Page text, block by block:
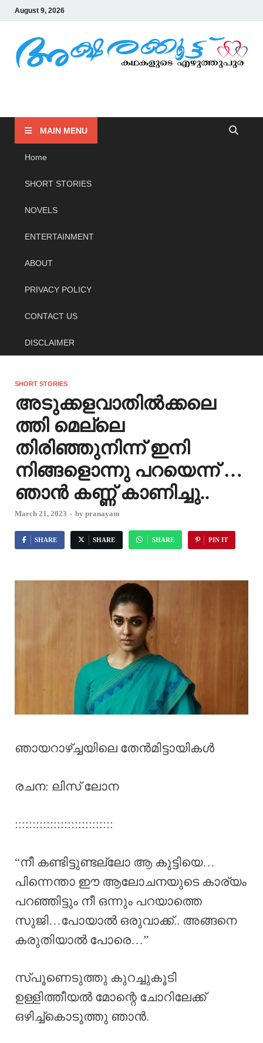
August 9, 2026
MAIN MENU
Home
SHORT STORIES
NOVELS
ENTERTAINMENT
ABOUT
PRIVACY POLICY
CONTACT US
DISCLAIMER
SHORT STORIES
അടുക്കളവാതിൽക്കലെ
ത്തി മെല്ലെ
തിരിഞ്ഞുനിന്ന് ഇനി
നിങ്ങളൊന്നു പറയെന്ന് …
ഞാൻ കണ്ണ് കാണിച്ചു..
March 21, 2023 - by pranayam
SHARE SHARE SHARE PIN IT
ഞായറാഴ്ച്ചയിലെ തേൻമിട്ടായികൾ
രചന: ലിസ് ലോന
::::::::::::::::::::::::::::
“നീ കണ്ടിട്ടുണ്ടല്ലോ ആ കുട്ടിയെ…
പിന്നെന്താ ഈ ആലോചനയുടെ കാര്യം
പറഞ്ഞിട്ടും നീ ഒന്നും പറയാത്തെ
സുജി…പോയാൽ ഒരുവാക്ക്.. അങ്ങനെ
കരുതിയാൽ പോരെ…”
സ്പൂണെടുത്തു കുറച്ചുകൂടി
ഉള്ളിത്തീയൽ മോന്റെ ചോറിലേക്ക്
ഒഴിച്ച്കൊടുത്തു ഞാൻ.